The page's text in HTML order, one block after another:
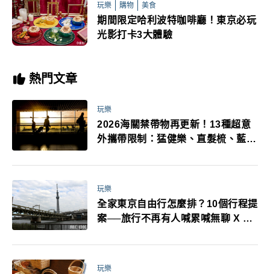
玩樂 購物 美食
期間限定哈利波特咖啡廳！東京必玩
光影打卡3大體驗
熱門文章
玩樂
2026海關禁帶物再更新！13種超意
外攜帶限制：猛健樂、直髮梳、藍牙
萬！注意事項一次看！
玩樂
全家東京自由行怎麼排？10個行程提
案──旅行不再有人喊累喊無聊 X 爸
玩樂